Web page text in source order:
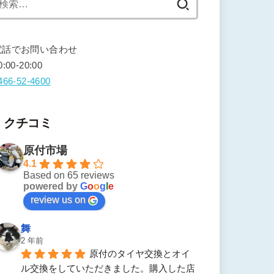
話でお問い合わせ
20:00
52-4600
クチコミ
原付市場
4.1
Based on 65 reviews
powered by Goog e
review us on
舞
2 年前
原付のタイヤ交換とオイ
ル交換をしていただきました。購入した店